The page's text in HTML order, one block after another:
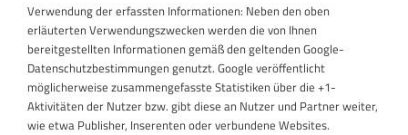
Verwendung der erfassten Informationen: Neben den oben
erläuterten Verwendungszwecken werden die von Ihnen
bereitgestellten Informationen gemäß den geltenden Google-
Datenschutzbestimmungen genutzt. Google veröffentlicht
möglicherweise zusammengefasste Statistiken über die +1-
Aktivitäten der Nutzer bzw. gibt diese an Nutzer und Partner weiter,
wie etwa Publisher, Inserenten oder verbundene Websites.